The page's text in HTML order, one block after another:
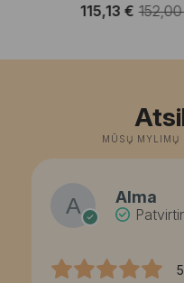
115,13 €
MŪSŲ MYLIMŲ
Alma